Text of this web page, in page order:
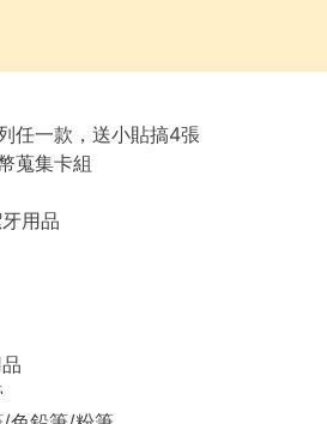
任一款，送小貼搞4張
蒐集卡組
用品